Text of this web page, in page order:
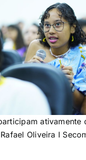
ativamente
Oliveira I